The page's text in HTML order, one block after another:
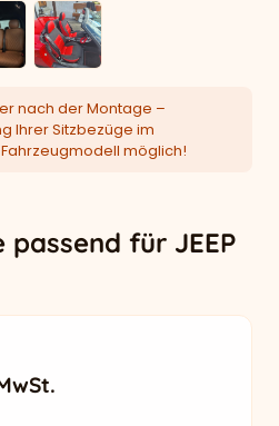
nach der Montage –
Ihrer Sitzbezüge im
möglich!
für JEEP